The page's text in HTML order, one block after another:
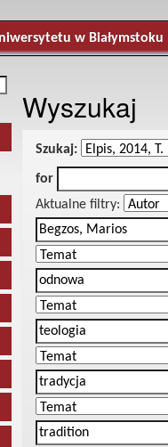
w Białymstoku
Wyszukaj
Szukaj:
for
Aktualne filtry: